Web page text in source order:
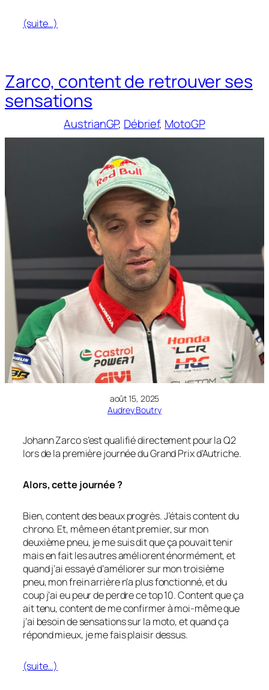
(suite…)
Zarco, content de retrouver ses
sensations
AustrianGP, Débrief, MotoGP
août 15, 2025
Audrey Boutry
Johann Zarco s’est qualifié directement pour la Q2
lors de la première journée du Grand Prix d’Autriche.
Alors, cette journée ?
Bien, content des beaux progrès. J’étais content du
chrono. Et, même en étant premier, sur mon
deuxième pneu, je me suis dit que ça pouvait tenir
mais en fait les autres améliorent énormément, et
quand j’ai essayé d’améliorer sur mon troisième
pneu, mon frein arrière n’a plus fonctionné, et du
coup j’ai eu peur de perdre ce top 10. Content que ça
ait tenu, content de me confirmer à moi-même que
j’ai besoin de sensations sur la moto, et quand ça
répond mieux, je me fais plaisir dessus.
(suite…)